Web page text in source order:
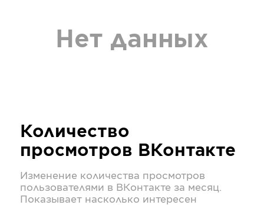
Нет данных
Количество
просмотров ВКонтакте
Изменение количества просмотров
пользователями в ВКонтакте за месяц.
Показывает насколько интересен